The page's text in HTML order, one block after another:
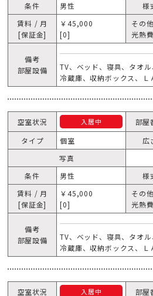
条件 男性 様
賃料 / 月
[保証金]
￥45,000
[0]
その
光熱
備考
部屋設備
TV、ベッド、寝具、タオ
冷蔵庫、収納ボックス、
空室状況 入居中 部屋
タイプ
個室 広
写真
条件
男性 様
賃料 / 月
[保証金]
￥45,000
[0]
その
光熱
備考
部屋設備
TV、ベッド、寝具、タオ
冷蔵庫、収納ボックス、
空室状況 入居中 部屋